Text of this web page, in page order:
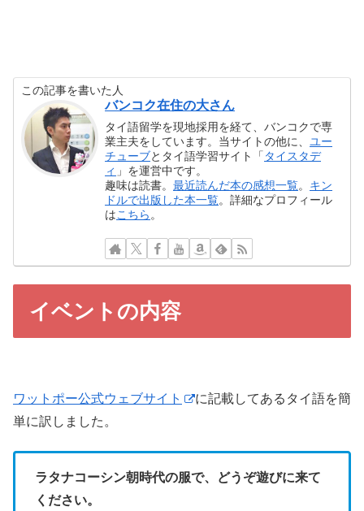
この記事を書いた人
バンコク在住の大さん
タイ語留学を現地採用を経て、バンコクで専
業主夫をしています。当サイトの他に、 ユー
チューブとタイ語学習サイト「タイスタデ
ィ 」を運営中です。
趣味は読書。最近読んだ本の感想一覧。 キン
ドルで出版した本一覧。詳細なプロフィール
はこちら 。
イベントの内容
ワットポー公式ウェブサイト
に記載してあるタイ語を簡
単に訳しました。
ラタナコーシン朝時代の服で、どうぞ遊びに来て
ください。